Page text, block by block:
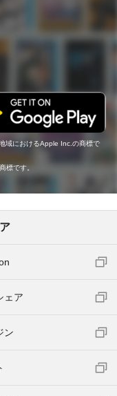
域におけるApple Inc.の商標で
標です。
ェア
ン